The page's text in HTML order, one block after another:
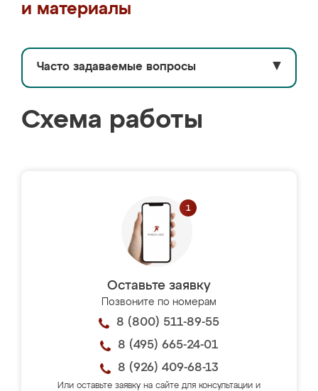
и материалы
Часто задаваемые вопросы ▼
Схема работы
Оставьте заявку
Позвоните по номерам
8 (800) 511-89-55
8 (495) 665-24-01
8 (926) 409-68-13
Или оставьте заявку на сайте для консультации и